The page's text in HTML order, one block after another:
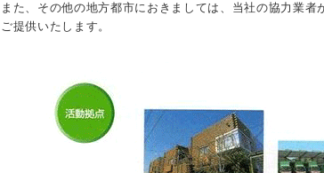
また、その他の地方都市におきましては、当社の協力業
ご提供いたします。